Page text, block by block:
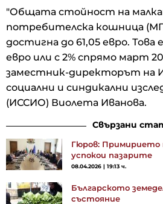
"Общата стойност на
потребителска кошница
достигна до 61,05 евро. Това
евро или с 2% спрямо март
заместник-директорът на
социални и синдикални
(ИССИО) Виолета Иванова.
Свързани
Гюров:
успокои пазарите
08.04.2026 | 19:13 ч.
Българското
състояние